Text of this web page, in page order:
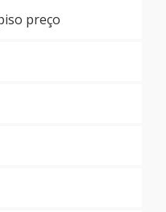
preço